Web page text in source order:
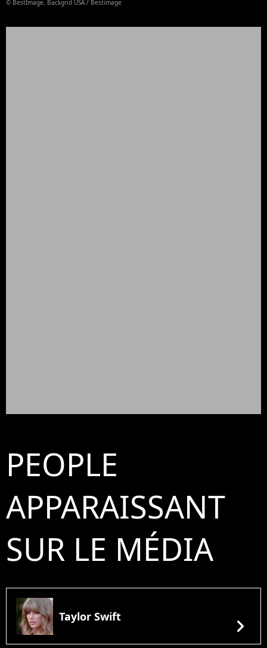
© BestImage, Backgrid USA / Bestimage
PEOPLE
APPARAISSANT
SUR LE MÉDIA
Taylor Swift chevron_right